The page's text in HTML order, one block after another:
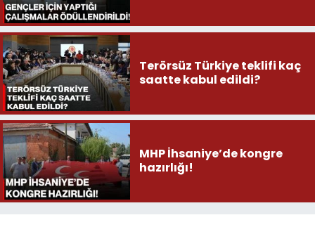
Terörsüz Türkiye teklifi kaç
saatte kabul edildi?
MHP İhsaniye’de kongre
hazırlığı!